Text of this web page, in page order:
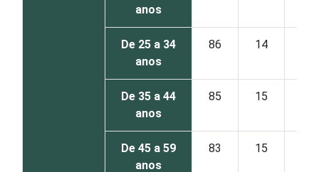
anos
De 25 a 34
anos
86 14
De 35 a 44
anos
85 15
De 45 a 59
anos
83 15